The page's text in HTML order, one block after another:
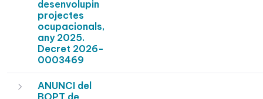
desenvolupin
projectes
ocupacionals,
any 2025.
Decret 2026-
0003469
ANUNCI del